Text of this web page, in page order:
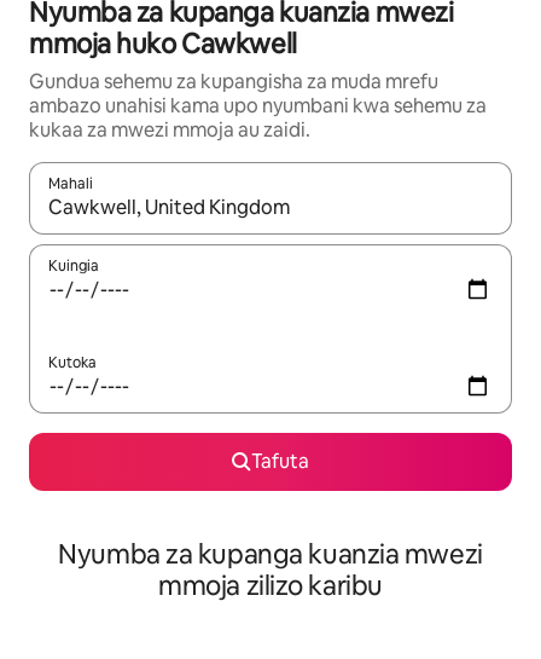
Nyumba za kupanga kuanzia mwezi
mmoja huko Cawkwell
Gundua sehemu za kupangisha za muda mrefu
ambazo unahisi kama upo nyumbani kwa sehemu za
kukaa za mwezi mmoja au zaidi.
Mahali
Wakati matokeo yanapatikana, vinjari kwa kutumia vitufe vya
Kuingia
Kutoka
Tafuta
Nyumba za kupanga kuanzia mwezi
mmoja zilizo karibu